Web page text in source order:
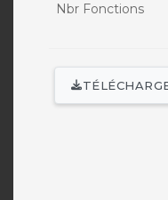
Nbr Fonctions